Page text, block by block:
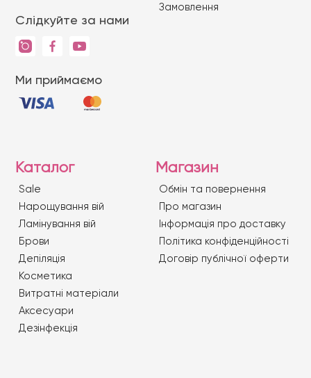
Слідкуйте за нами
Ми приймаємо
Замовлення
Каталог
Sale
Нарощування вій
Ламінування вій
Брови
Депіляція
Косметика
Витратні матеріали
Аксесуари
Дезінфекція
Магазин
Обмін та повернення
Про магазин
Iнформація про доставку
Політика конфіденційності
Договір публічної оферти